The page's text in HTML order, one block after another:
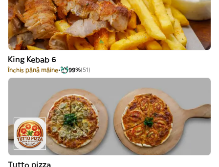
King Kebab 6
Închis până mâine 99%(51)
Tutto pizza